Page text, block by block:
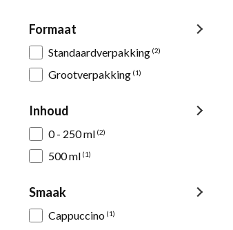
Formaat
Standaardverpakking (2)
Grootverpakking (1)
Inhoud
0 - 250 ml (2)
500 ml (1)
Smaak
Cappuccino (1)